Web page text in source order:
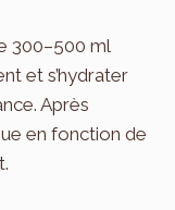
300–500 ml
et s’hydrater
Après
en fonction de